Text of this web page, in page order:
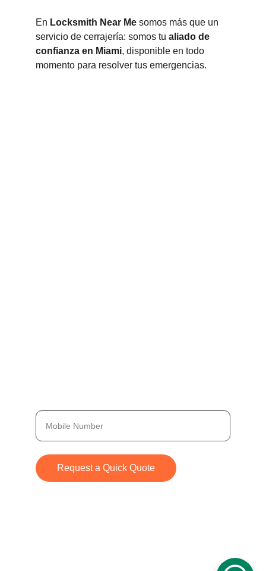
En Locksmith Near Me somos más que un
servicio de cerrajería: somos tu aliado de
confianza en Miami, disponible en todo
momento para resolver tus emergencias.
Request a Quick Quote